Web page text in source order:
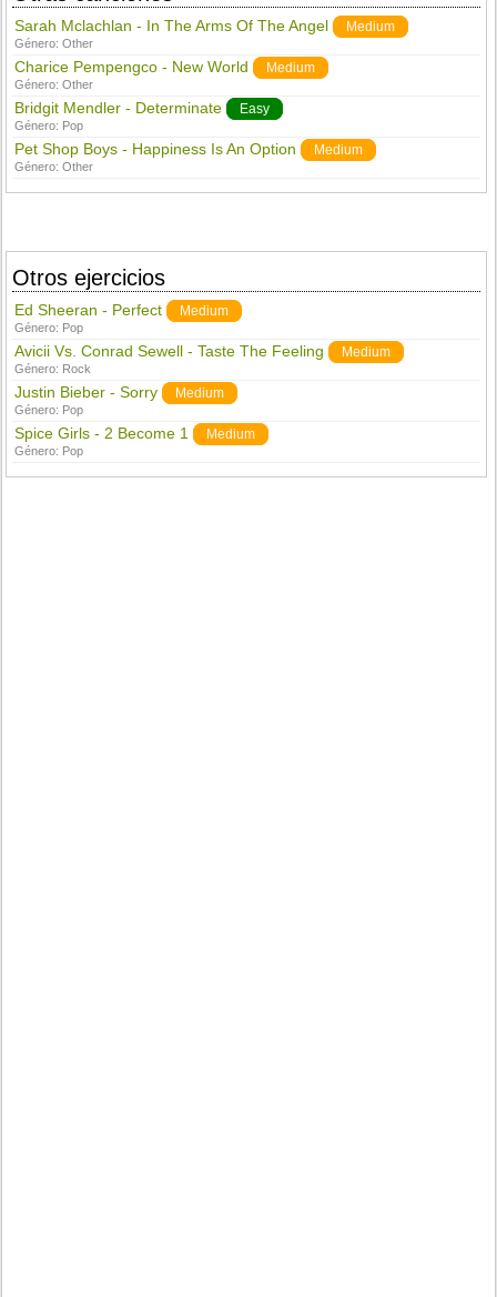
Sarah Mclachlan - In The Arms Of The Angel Medium
Género:Other
Charice Pempengco - New World Medium
Género:Other
Bridgit Mendler - Determinate Easy
Género: Pop
Pet Shop Boys - Happiness Is An Option Medium
Género:Other
Otros ejercicios
Ed Sheeran - Perfect Medium
Género: Pop
Avicii Vs. Conrad Sewell - Taste The Feeling Medium
Género: Rock
Justin Bieber - Sorry Medium
Género: Pop
Spice Girls - 2 Become 1 Medium
Género: Pop